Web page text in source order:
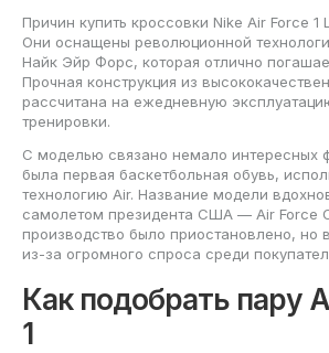
Причин купить кроссовки Nike Air Force
Они оснащены революционной
Найк Эйр Форс, которая отлично
Прочная конструкция из
рассчитана на ежедневную
тренировки.
С моделью связано немало интересных
была первая баскетбольная обувь,
технологию Air. Название модели
самолетом президента США — Air Force
производство было приостановлено, но
из-за огромного спроса среди
Как подобрать пару
1